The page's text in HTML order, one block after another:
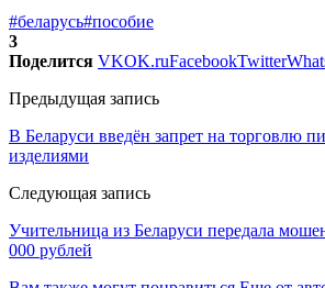
#беларусь#пособие
3
Поделится VKOK.ruFacebookTwitter
Предыдущая запись
В Беларуси введён запрет на торговлю
изделиями
Следующая запись
Учительница из Беларуси передала
000 рублей